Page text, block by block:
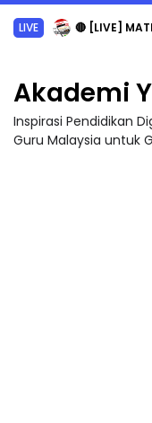
LIVE 🔴 [LIVE] MATEMATIK SR, WANG
Akademi
Inspirasi Pendidikan
Guru Malaysia untuk